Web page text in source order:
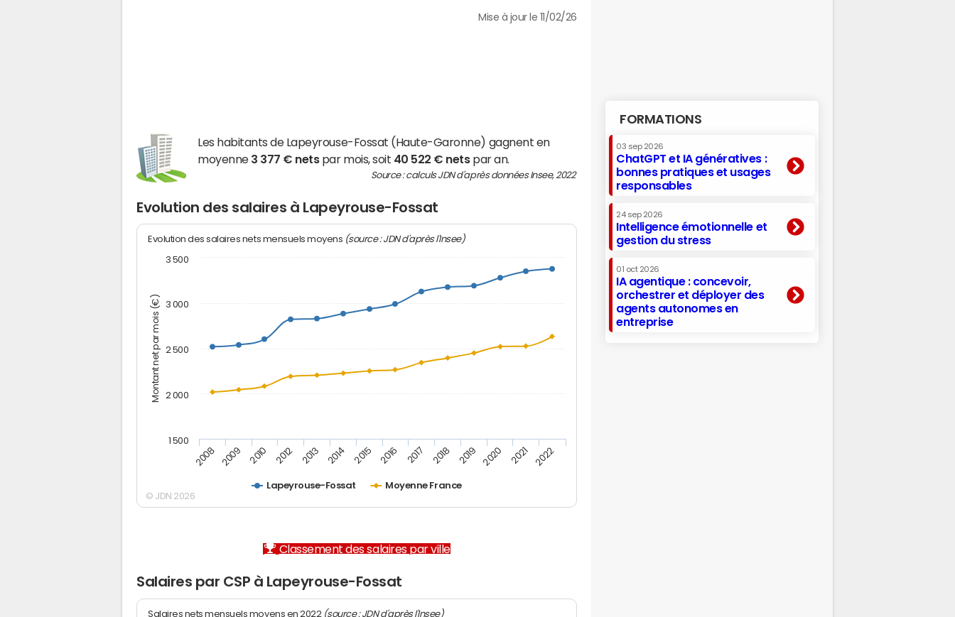
Mise à jour le 11/02/26
Les habitants de Lapeyrouse-Fossat (Haute-Garonne) gagnent en
moyenne 3 377 € netspar mois, soit 40 522 € netspar an.
Source : calculs JDN d'après données Insee, 2022
Evolution des salaires à Lapeyrouse-Fossat
Montant net par mois (€)
Evolution des salaires nets mensuels moyens (source : JDN d'après l'Insee)
Lapeyrouse-Fossat Moyenne France
2008 2009 2010 2012 2013 2014 2015 2016 2017 2018 2019 2020 2021 2022
1 500
2 000
2 500
3 000
3 500
© JDN 2026
Classement des salaires par ville
Salaires par CSP à Lapeyrouse-Fossat
Salaires nets mensuels moyens en 2022 (source : JDN d'après l'Insee)
FORMATIONS
03 sep 2026
ChatGPT et IA génératives :
bonnes pratiques et usages
responsables
24 sep 2026
Intelligence émotionnelle et
gestion du stress
01 oct 2026
IA agentique : concevoir,
orchestrer et déployer des
agents autonomes en
entreprise